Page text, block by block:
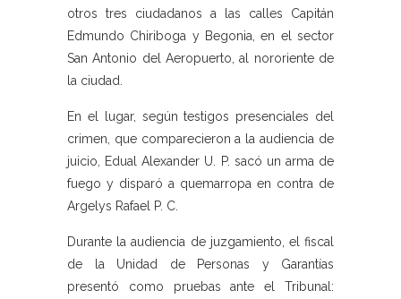
otros tres ciudadanos a las calles Capitán
Edmundo Chiriboga y Begonia, en el sector
San Antonio del Aeropuerto, al nororiente de
la ciudad.
En el lugar, según testigos presenciales del
crimen, que comparecieron a la audiencia de
juicio, Edual Alexander U. P. sacó un arma de
fuego y disparó a quemarropa en contra de
Argelys Rafael P. C.
Durante la audiencia de juzgamiento, el fiscal
de la Unidad de Personas y Garantías
presentó como pruebas ante el Tribunal: